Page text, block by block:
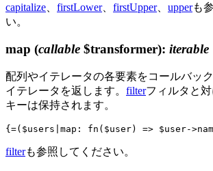
capitalize firstLower、 firstUpper、 upperも
い。
map (callable $transformer): iterable
配列やイテレータの各要素をコールバッ
イテレータを返します。 filterフィルタと対
キーは保持されます。
filterも参照してください。